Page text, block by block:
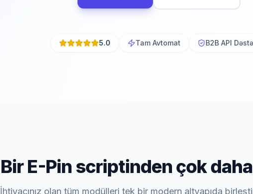
5.0 Tam Avtomat B2B API
Bir E-Pin scriptinden çok
İhtiyacınız olan tüm modülleri tek bir modern altyapıda